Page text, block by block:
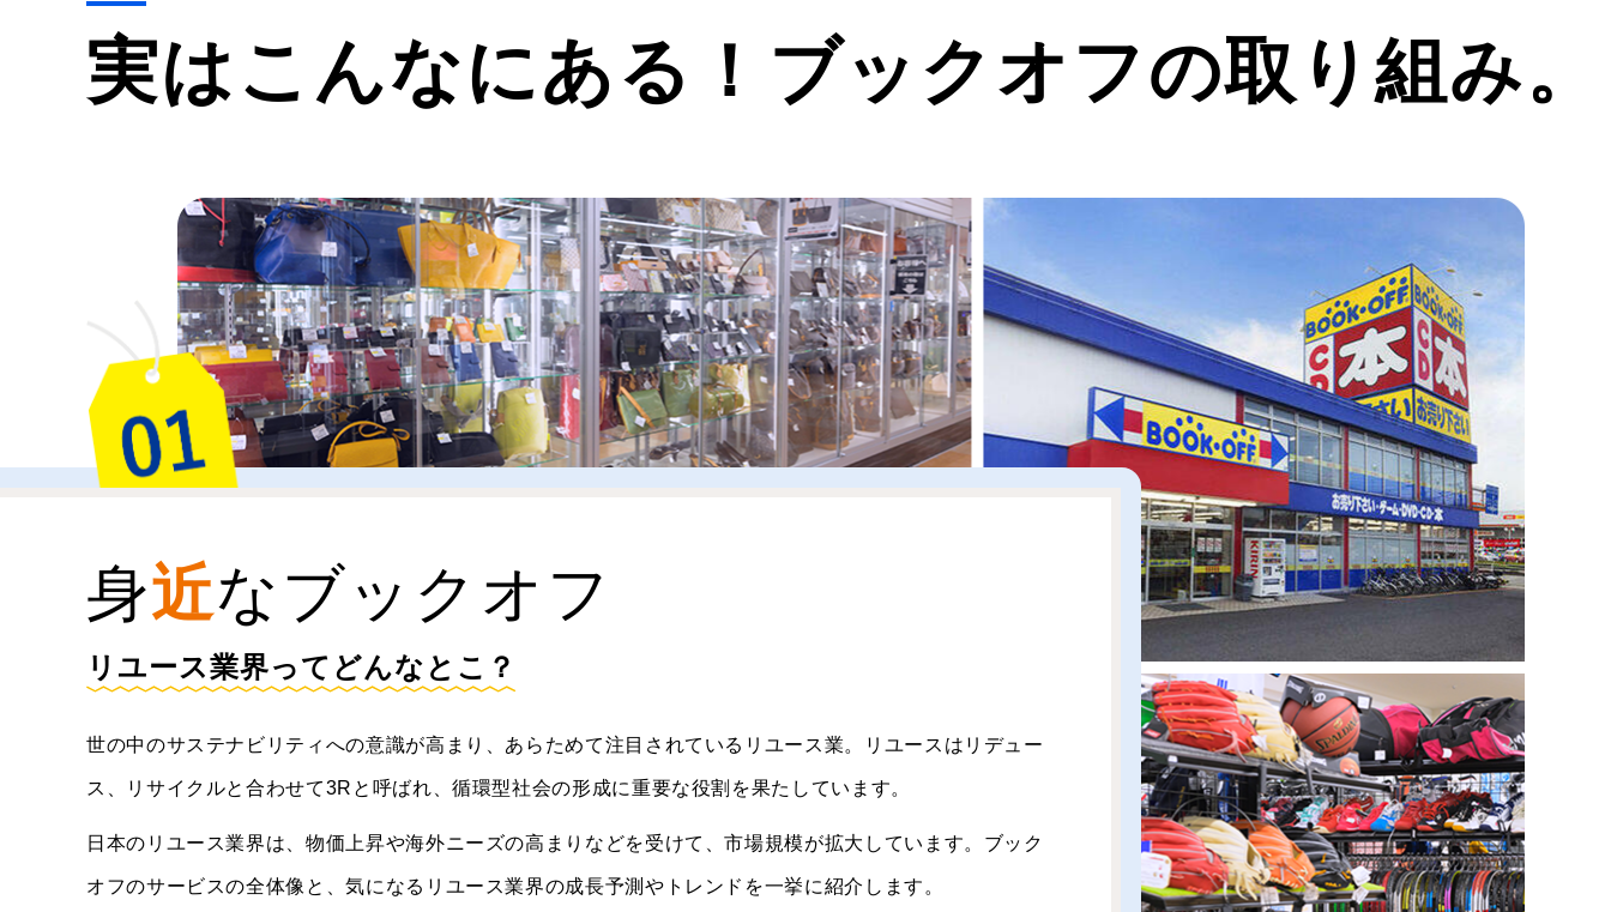
実はこんなにある！ ブックオフの取り組み。
身近なブックオフ
リユース業界ってどんなとこ？
世の中のサステナビリティへの意識が高まり、あらためて注目されているリユース業。リユースはリデュー
ス、リサイクルと合わせて3Rと呼ばれ、循環型社会の形成に重要な役割を果たしています。
日本のリユース業界は、物価上昇や海外ニーズの高まりなどを受けて、市場規模が拡大しています。ブック
オフのサービスの全体像と、気になるリユース業界の成長予測やトレンドを一挙に紹介します。